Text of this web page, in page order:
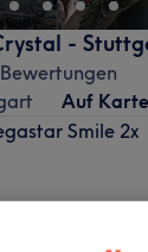
-
Auf
Smile 2x